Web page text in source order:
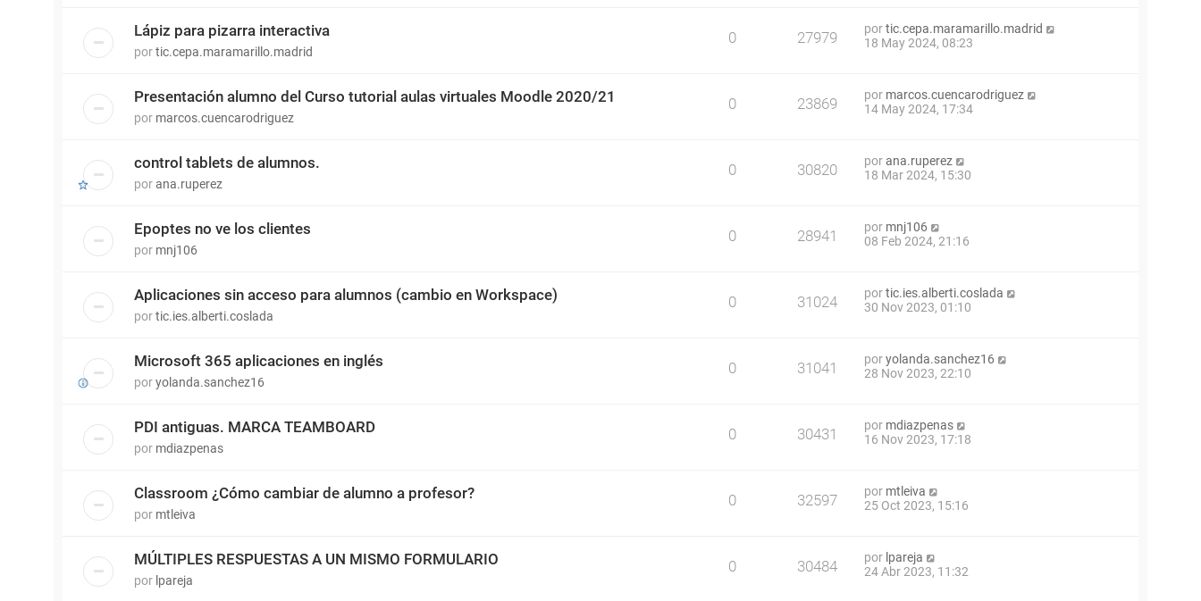
Lápiz para pizarra interactiva
portic.cepa.maramarillo.madrid
0 27979 portic.cepa.maramarillo.madrid
18 May 2024, 08:23
Presentación alumno del Curso tutorial aulas virtuales Moodle 2020/21
por marcos.cuencarodriguez
0 23869 por marcos.cuencarodriguez
14 May 2024, 17:34
control tablets de alumnos.
porana.ruperez
0 30820 porana.ruperez
18 Mar 2024, 15:30
Epoptes no ve los clientes
por mnj106
0 28941 por mnj106
08 Feb 2024, 21:16
Aplicaciones sin acceso para alumnos (cambio en Workspace)
portic.ies.alberti.coslada
0 31024 portic.ies.alberti.coslada
30 Nov 2023, 01:10
Microsoft 365 aplicaciones en inglés
poryolanda.sanchez16
0 31041 poryolanda.sanchez16
28 Nov 2023, 22:10
PDI antiguas. MARCA TEAMBOARD
por mdiazpenas
0 30431 por mdiazpenas
16 Nov 2023, 17:18
Classroom ¿Cómo cambiar de alumno a profesor?
por mtleiva
0 32597 por mtleiva
25 Oct 2023, 15:16
MÚLTIPLES RESPUESTAS A UN MISMO FORMULARIO
por lpareja
0 30484 por lpareja
24 Abr 2023, 11:32